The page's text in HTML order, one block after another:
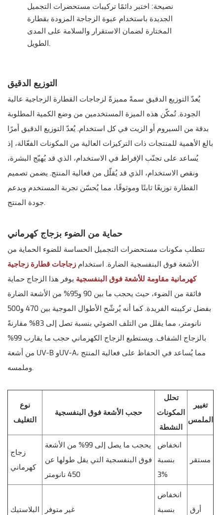
نصيحة: اختبر دائمًا تركيبات مستحضرات التجميل
الجديدة باستخدام عبوة الزجاجة المزودة بقطارة
المختارة لضمان الاستقرار والسلامة على المدى
الطويل.
التوزيع الدقيق
يُعدّ التوزيع الدقيق سمةً مميزةً لزجاجات القطارة الزجاجية عالية
الجودة. تُمكّن هذه الميزة المستخدمين من وضع الكمية المطلوبة
بدقة من السيروم أو الزيت في كل استخدام. يُعدّ التوزيع الدقيق أمرًا
بالغ الأهمية للمنتجات ذات التركيزات العالية من المكونات الفعّالة، إذ
يُساعد على تجنّب الإفراط في الاستخدام، الذي قد يُهيّج البشرة،
ونقص الاستخدام، الذي قد يُقلّل من فعالية المنتج. يضمن تصميم
القطارة توزيعًا ثابتًا وموثوقًا، مما يُحسّن تجربة المستخدم ويدعم
جودة المنتج.
حماية من الضوء بزجاج كهرماني
تتطلب مكونات مستحضرات التجميل الحساسة للضوء الحماية من
الأشعة فوق البنفسجية الضارة. استخدام زجاجات قطارة زجاجية
كهرمانية مقاومة للأشعة فوق البنفسجية يوفر هذا الزجاج حماية
فائقة من الضوء، حيث يحجب ما بين 90 و95% من الأشعة الضارة
بفضل تركيبته الفريدة. كما أنه يُرشّح الأطوال الموجية بين 470 و500
نانومتر، مما يقلل من التلف الضوئي بنسبة تصل إلى 83% مقارنةً
بالزجاج الشفاف. ويستطيع الزجاج الكهرماني حجب ما يقارب 99%
من أشعة UV-B وUV-A، مما يُساعد في الحفاظ على فعالية المنتج
وملمسه.
نوع
التغليف
حجب الأشعة فوق البنفسجية
تحلل
المكونات
النشطة
تغيير
الملمس
زجاج
كهرماني
يحجب ما يصل إلى 99% من الأشعة
فوق البنفسجية التي يقل طولها عن
450 نانومتر
انخفاض
بنسبة
3%
مستقر
البلاستيك غير متوفر
انخفاض
بنسبة
أرق